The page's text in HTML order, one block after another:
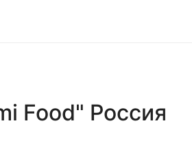
Food" Россия